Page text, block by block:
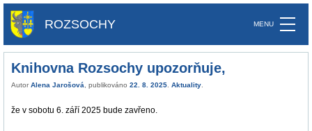
ROZSOCHY
Knihovna Rozsochy upozorňuje,
Autor Alena Jarošová , publikováno 22. 8. 2025 Aktuality
že v sobotu 6. září 2025 bude zavřeno.